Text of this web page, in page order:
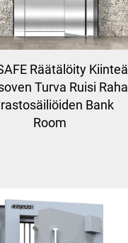
Räätälöity Kiinteä
Turva Ruisi Raha
Bank
Room